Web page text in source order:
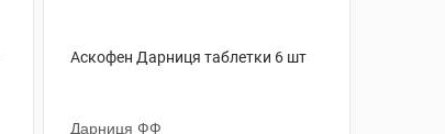
Аскофен Дарниця таблетки 6 шт
Дарниця ФФ